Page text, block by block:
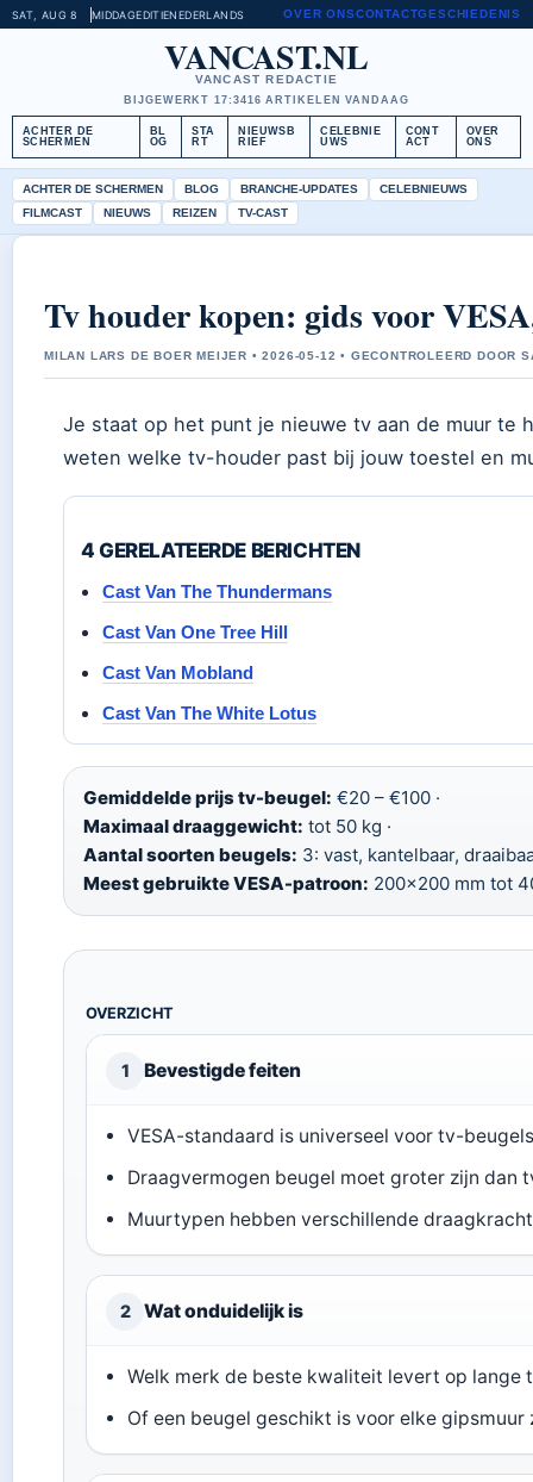
SAT, AUG 8 MIDDAGEDITIENEDERLANDS OVER ONSCONTACTGESCHIEDENIS
VANCAST.NL
VANCAST REDACTIE
BIJGEWERKT 17:3416 ARTIKELEN VANDAAG
ACHTER DE
SCHERMEN
BL
OG
STA
RT
NIEUWSB
RIEF
CELEBNIE
UWS
CONT
ACT
OVER
ONS
ACHTER DE SCHERMEN BLOG BRANCHE-UPDATES
CELEBNIEUWS
FILMCAST
NIEUWS REIZEN TV-CAST
Tv houder kopen: gids voor
MILAN LARS DE BOER MEIJER • 2026-05-12 • GECONTROLEERD DOOR
Je staat op het punt je nieuwe tv aan de muur te
weten welke tv-houder past bij jouw toestel en
4 GERELATEERDE BERICHTEN
Cast Van The Thundermans
Cast Van One Tree Hill
Cast Van Mobland
Cast Van The White Lotus
Gemiddelde prijs tv-beugel: €20 – €100 ·
Maximaal draaggewicht: tot 50 kg ·
Aantal soorten beugels: 3: vast, kantelbaar,
Meest gebruikte VESA-patroon: 200×200 mm tot
OVERZICHT
1 Bevestigde feiten
VESA-standaard is universeel voor tv-
Draagvermogen beugel moet groter zijn dan
Muurtypen hebben verschillende
2 Wat onduidelijk is
Welk merk de beste kwaliteit levert op lange
Of een beugel geschikt is voor elke